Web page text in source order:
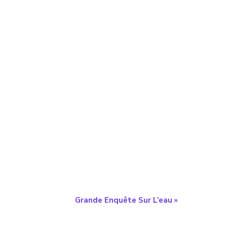
Grande Enquête Sur L’eau »